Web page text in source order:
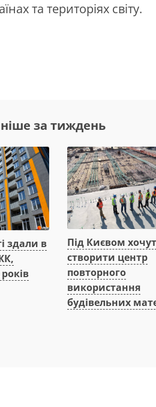
та територіях світу.
за тиждень
здали в
Під Києвом
створити центр
повторного
використання
будівельних